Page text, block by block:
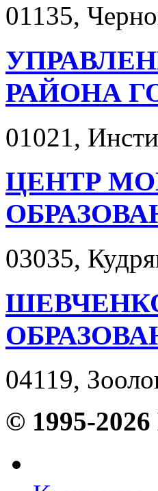
01135,
РАЙОНА
01021,
ЦЕНТР
03035,
04119,
© 1995-